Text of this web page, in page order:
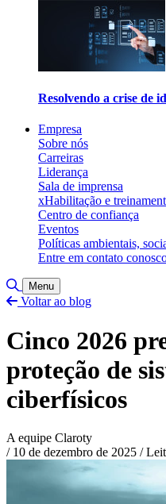
Resolvendo a crise de
Empresa
Sobre nós
Carreiras
Liderança
Sala de imprensa
xHabilitação e
Centro de confiança
Eventos
Políticas ambientais,
Entre em contato
Alternar pesquisa
Menu
Voltar ao blog
Cinco 2026
proteção de
ciberfísicos
A equipe Claroty
/ 10 de dezembro de 2025 /